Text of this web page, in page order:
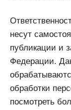
несут
публикации и
Федерации.
обработки
посмотреть